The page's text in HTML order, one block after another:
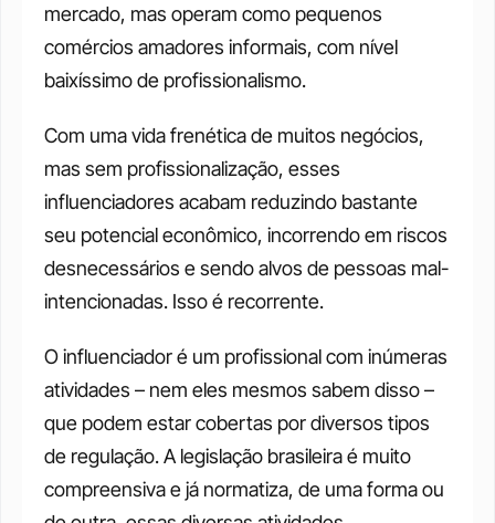
mercado, mas operam como pequenos
comércios amadores informais, com nível
baixíssimo de profissionalismo.
Com uma vida frenética de muitos negócios,
mas sem profissionalização, esses
influenciadores acabam reduzindo bastante
seu potencial econômico, incorrendo em riscos
desnecessários e sendo alvos de pessoas mal-
intencionadas. Isso é recorrente.
O influenciador é um profissional com inúmeras
atividades – nem eles mesmos sabem disso –
que podem estar cobertas por diversos tipos
de regulação. A legislação brasileira é muito
compreensiva e já normatiza, de uma forma ou